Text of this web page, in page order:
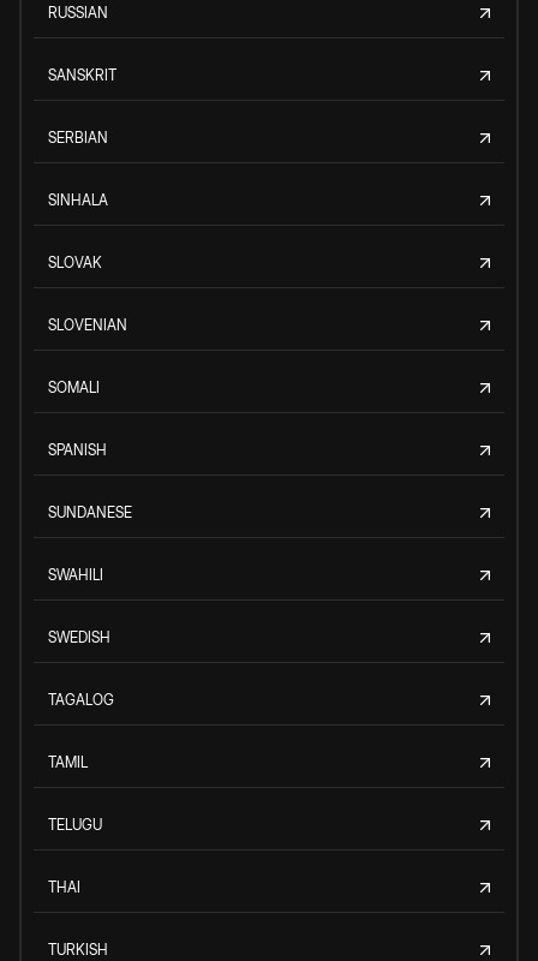
RUSSIAN
SANSKRIT
SERBIAN
SINHALA
SLOVAK
SLOVENIAN
SOMALI
SPANISH
SUNDANESE
SWAHILI
SWEDISH
TAGALOG
TAMIL
TELUGU
THAI
TURKISH